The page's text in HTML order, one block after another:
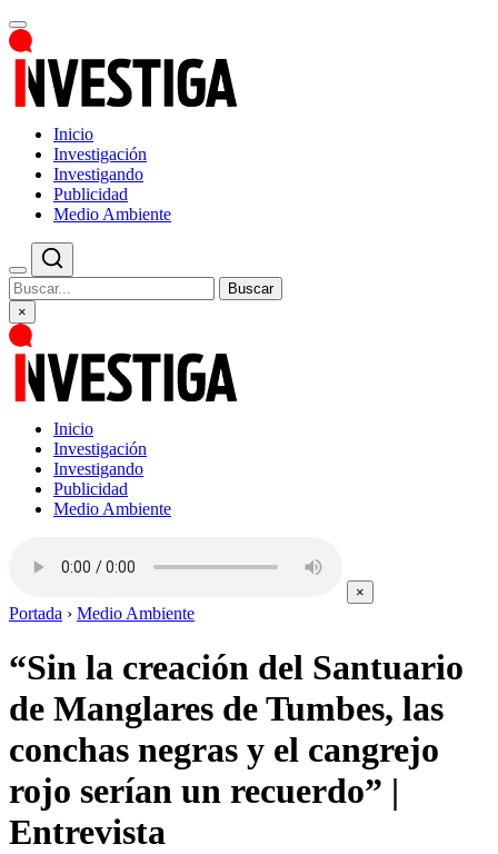
Inicio
Investigación
Investigando
Publicidad
Medio Ambiente
Buscar
×
Inicio
Investigación
Investigando
Publicidad
Medio Ambiente
×
Portada › Medio Ambiente
“Sin la creación del Santuario
de Manglares de Tumbes, las
conchas negras y el cangrejo
rojo serían un recuerdo” |
Entrevista